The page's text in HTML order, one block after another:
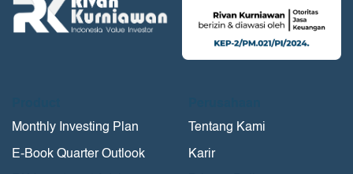
Monthly Investing Plan
E-Book Quarter Outlook
Tentang Kami
Karir